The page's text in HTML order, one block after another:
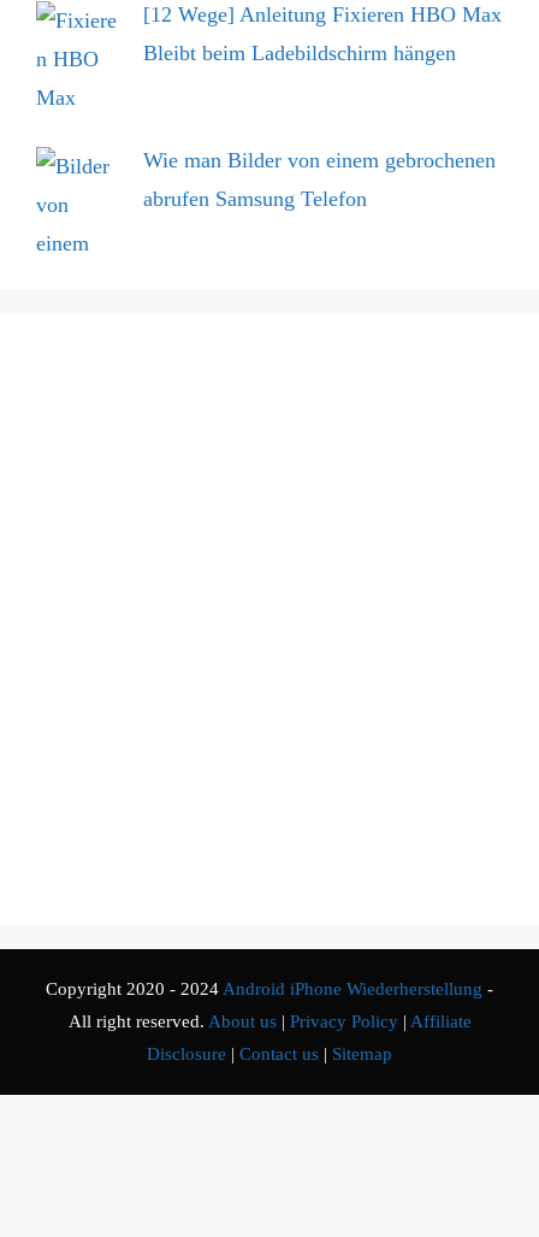
[12 Wege] Anleitung Fixieren HBO Max
Bleibt beim Ladebildschirm hängen
Wie man Bilder von einem gebrochenen
abrufen Samsung Telefon
Copyright 2020 - 2024Android iPhone Wiederherstellung -
All right reserved. About us| Privacy Policy | Affiliate
Disclosure | Contact us | Sitemap